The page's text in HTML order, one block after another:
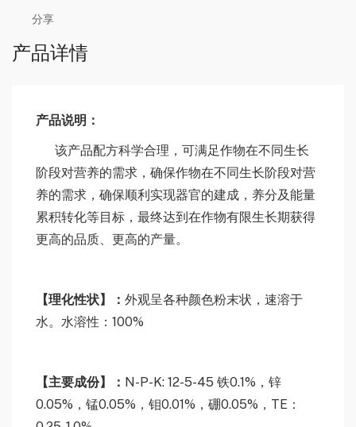
分享
产品详情
产品说明：
该产品配方科学合理，可满足作物在不同生长
阶段对营养的需求，确保作物在不同生长阶段对营
养的需求，确保顺利实现器官的建成，养分及能量
累积转化等目标，最终达到在作物有限生长期获得
更高的品质、更高的产量。
【理化性状】： 外观呈各种颜色粉末状，速溶于
水。水溶性：100%
【主要成份】： N-P-K: 12-5-45 铁0.1%，锌
0.05%，锰0.05%，钼0.01%，硼0.05%，TE：